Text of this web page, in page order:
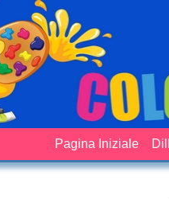
Pagina Iniziale